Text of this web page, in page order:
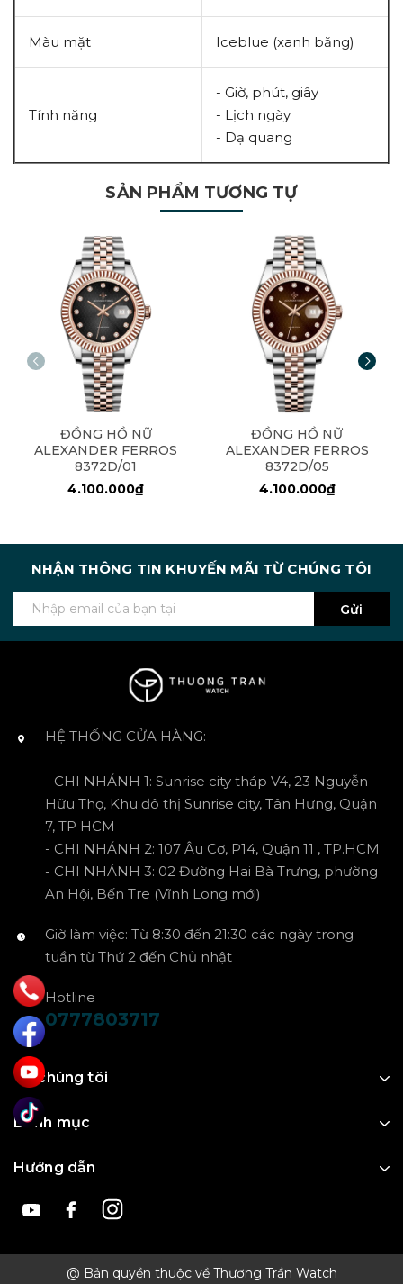
Màu mặt Iceblue (xanh băng)
Tính năng
- Giờ, phút, giây
- Lịch ngày
- Dạ quang
SẢN PHẨM TƯƠNG TỰ
ĐỒNG HỒ NỮ
ALEXANDER FERROS
8372D/01
4.100.000₫
ĐỒNG HỒ NỮ
ALEXANDER FERROS
8372D/05
4.100.000₫
NHẬN THÔNG TIN KHUYẾN MÃI TỪ CHÚNG TÔI
Gửi
HỆ THỐNG CỬA HÀNG:
- CHI NHÁNH 1: Sunrise city tháp V4, 23 Nguyễn
Hữu Thọ, Khu đô thị Sunrise city, Tân Hưng, Quận
7, TP HCM
- CHI NHÁNH 2: 107 Âu Cơ, P14, Quận 11 , TP.HCM
- CHI NHÁNH 3: 02 Đường Hai Bà Trưng, phường
An Hội, Bến Tre (Vĩnh Long mới)
Giờ làm việc: Từ 8:30 đến 21:30 các ngày trong
tuần từ Thứ 2 đến Chủ nhật
Hotline
0777803717
Về chúng tôi
Danh mục
Hướng dẫn
@ Bản quyền thuộc về Thương Trần Watch